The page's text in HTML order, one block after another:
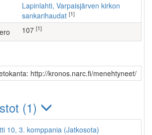
Lapinlahti, Varpaisjärven kirkon
sankarihaudat [1]
107 [1]
http://kronos.narc.fi/menehtyneet/
(1)
10, 3. komppania (Jatkosota)